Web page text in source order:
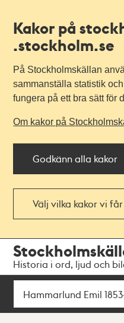
Kakor på
.stockholm.se
På Stockholmskällan
sammanställa statistik
fungera på ett bra sätt för
Om kakor på
Godkänn alla kakor
Välj vilka kakor vi
navigationen
huvudinnehållet
Historia i ord, ljud och
Sök